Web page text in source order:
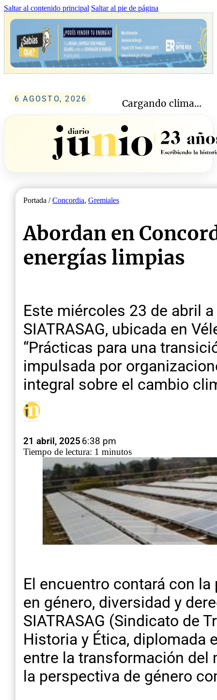
Saltar al contenido principal Saltar al pie de página
6 AGOSTO, 2026 Cargando clima...
Portada /Concordia, Gremiales
Abordan en
energías limpias
Este miércoles 23 de abril
SIATRASAG, ubicada en
“Prácticas para una
impulsada por
integral sobre el cambio
21 abril, 2025 6:38 pm
Tiempo de lectura: 1 minutos
El encuentro contará con
en género, diversidad y
SIATRASAG (Sindicato de
Historia y Ética, diplomada
entre la transformación del
la perspectiva de género